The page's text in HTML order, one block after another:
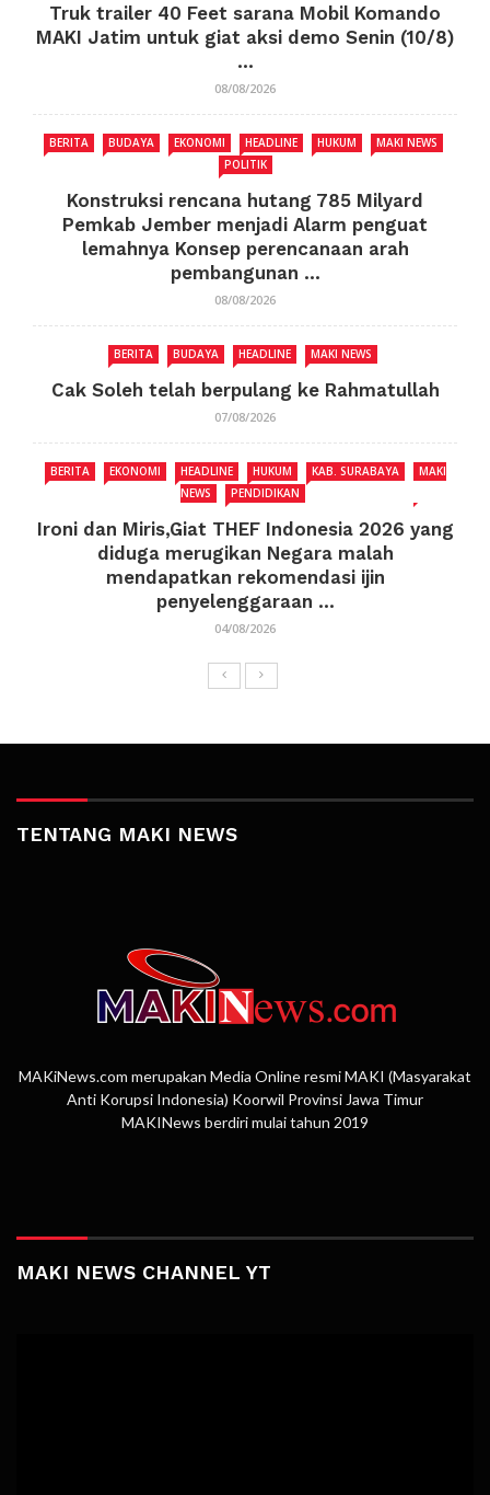
Truk trailer 40 Feet sarana Mobil Komando
MAKI Jatim untuk giat aksi demo Senin (10/8)
...
08/08/2026
BERITA BUDAYA EKONOMI HEADLINE HUKUM
MAKI NEWS
POLITIK
Konstruksi rencana hutang 785 Milyard
Pemkab Jember menjadi Alarm penguat
lemahnya Konsep perencanaan arah
pembangunan ...
08/08/2026
BERITA BUDAYA HEADLINE MAKI NEWS
Cak Soleh telah berpulang ke Rahmatullah
07/08/2026
BERITA EKONOMI HEADLINE HUKUM KAB. SURABAYA
MAKI
NEWS
PENDIDIKAN
Ironi dan Miris,Giat THEF Indonesia 2026 yang
diduga merugikan Negara malah
mendapatkan rekomendasi ijin
penyelenggaraan ...
04/08/2026
TENTANG MAKI NEWS
MAKiNews.com merupakan Media Online resmi MAKI (Masyarakat
Anti Korupsi Indonesia) Koorwil Provinsi Jawa Timur
MAKINews berdiri mulai tahun 2019
MAKI NEWS CHANNEL YT